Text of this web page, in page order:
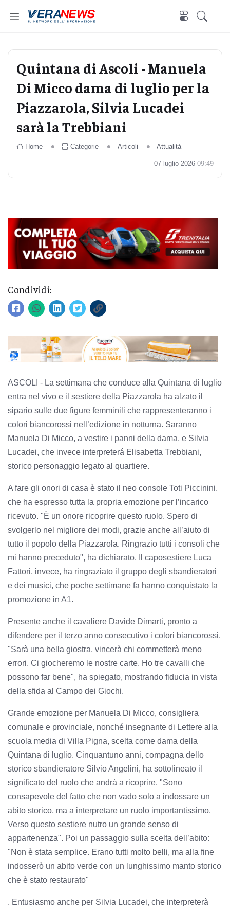
Quintana di Ascoli - Manuela
Di Micco dama di luglio per la
Piazzarola, Silvia Lucadei
sarà la Trebbiani
Home Categorie Articoli Attualità
07 luglio 2026 09:49
Condividi:
ASCOLI - La settimana che conduce alla Quintana di luglio
entra nel vivo e il sestiere della Piazzarola ha alzato il
sipario sulle due figure femminili che rappresenteranno i
colori biancorossi nell’edizione in notturna. Saranno
Manuela Di Micco, a vestire i panni della dama, e Silvia
Lucadei, che invece interpreterá Elisabetta Trebbiani,
storico personaggio legato al quartiere.
A fare gli onori di casa è stato il neo console Toti Piccinini,
che ha espresso tutta la propria emozione per l’incarico
ricevuto. "È un onore ricoprire questo ruolo. Spero di
svolgerlo nel migliore dei modi, grazie anche all’aiuto di
tutto il popolo della Piazzarola. Ringrazio tutti i consoli che
mi hanno preceduto", ha dichiarato. Il caposestiere Luca
Fattori, invece, ha ringraziato il gruppo degli sbandieratori
e dei musici, che poche settimane fa hanno conquistato la
promozione in A1.
Presente anche il cavaliere Davide Dimarti, pronto a
difendere per il terzo anno consecutivo i colori biancorossi.
"Sarà una bella giostra, vincerà chi commetterà meno
errori. Ci giocheremo le nostre carte. Ho tre cavalli che
possono far bene", ha spiegato, mostrando fiducia in vista
della sfida al Campo dei Giochi.
Grande emozione per Manuela Di Micco, consigliera
comunale e provinciale, nonché insegnante di Lettere alla
scuola media di Villa Pigna, scelta come dama della
Quintana di luglio. Cinquantuno anni, compagna dello
storico sbandieratore Silvio Angelini, ha sottolineato il
significato del ruolo che andrà a ricoprire. "Sono
consapevole del fatto che non vado solo a indossare un
abito storico, ma a interpretare un ruolo importantissimo.
Verso questo sestiere nutro un grande senso di
appartenenza". Poi un passaggio sulla scelta dell’abito:
"Non è stata semplice. Erano tutti molto belli, ma alla fine
indosserò un abito verde con un lunghissimo manto storico
che è stato restaurato"
. Entusiasmo anche per Silvia Lucadei, che interpreterà